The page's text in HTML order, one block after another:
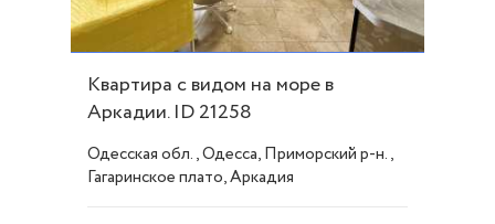
Квартира с видом на море в
Аркадии. ID 21258
Одесская обл., Одесса, Приморский р-н.,
Гагаринское плато, Аркадия